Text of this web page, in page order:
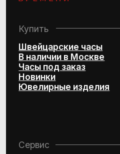
Согласие на обработку
персональных данных
Политика конфиденциальности
ювелирных изделий